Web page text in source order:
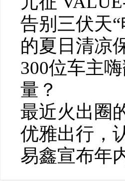
告别三伏天
的夏日清凉
300位车主
量？
最近火出圈
优雅出行，
易鑫宣布年